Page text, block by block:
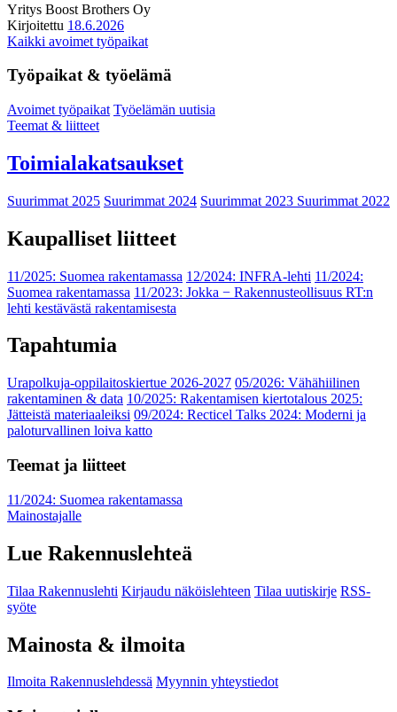
Yritys Boost Brothers Oy
Kirjoitettu 18.6.2026
Kaikki avoimet työpaikat
Työpaikat & työelämä
Avoimet työpaikat Työelämän uutisia
Teemat & liitteet
Toimialakatsaukset
Suurimmat 2025 Suurimmat 2024 Suurimmat 2023 Suurimmat 2022
Kaupalliset liitteet
11/2025: Suomea rakentamassa 12/2024: INFRA-lehti 11/2024:
Suomea rakentamassa 11/2023: Jokka − Rakennusteollisuus RT:n
lehti kestävästä rakentamisesta
Tapahtumia
Urapolkuja-oppilaitoskiertue 2026-2027 05/2026: Vähähiilinen
rakentaminen & data 10/2025: Rakentamisen kiertotalous 2025:
Jätteistä materiaaleiksi 09/2024: Recticel Talks 2024: Moderni ja
paloturvallinen loiva katto
Teemat ja liitteet
11/2024: Suomea rakentamassa
Mainostajalle
Lue Rakennuslehteä
Tilaa Rakennuslehti Kirjaudu näköislehteen Tilaa uutiskirje RSS-
syöte
Mainosta & ilmoita
Ilmoita Rakennuslehdessä Myynnin yhteystiedot